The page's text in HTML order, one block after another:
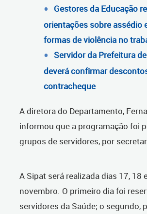
Gestores da Educação
orientações sobre assédio
formas de violência no
Servidor da Prefeitura
deverá confirmar
contracheque
A diretora do Departamento,
informou que a programação foi
grupos de servidores, por
A Sipat será realizada dias 17, 18
novembro. O primeiro dia foi
servidores da Saúde; o segundo,